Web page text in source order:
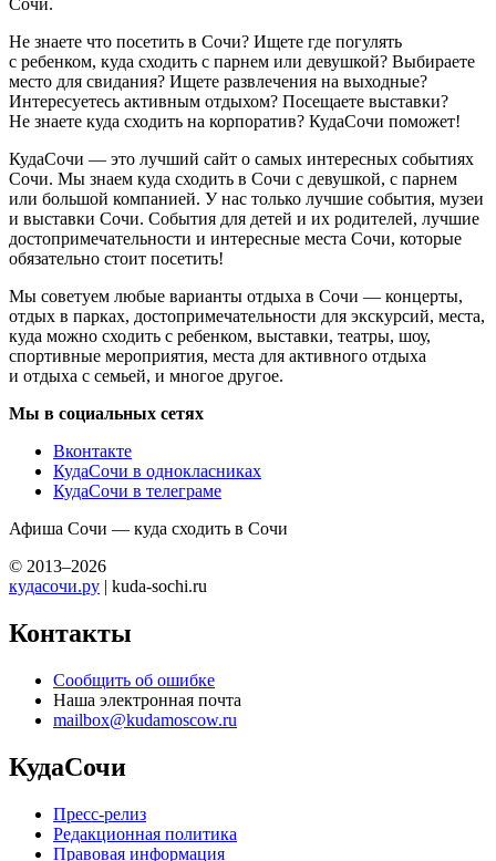
Сочи.
Не знаете что посетить в Сочи? Ищете где погулять
с ребенком, куда сходить с парнем или девушкой? Выбираете
место для свидания? Ищете развлечения на выходные?
Интересуетесь активным отдыхом? Посещаете выставки?
Не знаете куда сходить на корпоратив? КудаСочи поможет!
КудаСочи — это лучший сайт о самых интересных событиях
Сочи. Мы знаем куда сходить в Сочи с девушкой, с парнем
или большой компанией. У нас только лучшие события, музеи
и выставки Сочи. События для детей и их родителей, лучшие
достопримечательности и интересные места Сочи, которые
обязательно стоит посетить!
Мы советуем любые варианты отдыха в Сочи — концерты,
отдых в парках, достопримечательности для экскурсий, места,
куда можно сходить с ребенком, выставки, театры, шоу,
спортивные мероприятия, места для активного отдыха
и отдыха с семьей, и многое другое.
Мы в социальных сетях
Вконтакте
КудаСочи в однокласниках
КудаСочи в телеграме
Афиша Сочи — куда сходить в Сочи
© 2013–2026
кудасочи.ру | kuda-sochi.ru
Контакты
Сообщить об ошибке
Наша электронная почта
mailbox@kudamoscow.ru
КудаСочи
Пресс-релиз
Редакционная политика
Правовая информация